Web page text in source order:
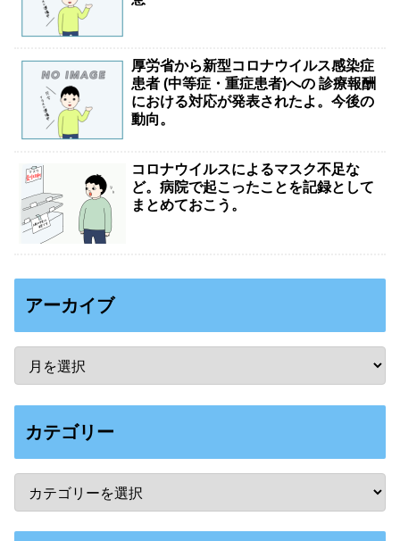
厚労省から新型コロナウイルス感染症
患者 (中等症・重症患者)への 診療報酬
における対応が発表されたよ。今後の
動向。
コロナウイルスによるマスク不足な
ど。病院で起こったことを記録として
まとめておこう。
アーカイブ
カテゴリー